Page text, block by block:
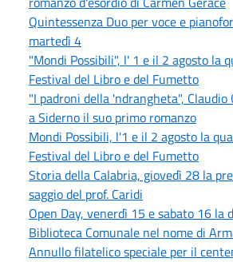
Quintessenza Duo per voce e
martedì 4
"Mondi Possibili", l' 1 e il 2 agosto la
Festival del Libro e del Fumetto
"I padroni della 'ndrangheta", Claudio
a Siderno il suo primo romanzo
Mondi Possibili, l'1 e il 2 agosto la
Festival del Libro e del Fumetto
Storia della Calabria, giovedì 28 la
saggio del prof. Caridi
Open Day, venerdì 15 e sabato 16 la
Biblioteca Comunale nel nome di
Annullo filatelico speciale per il